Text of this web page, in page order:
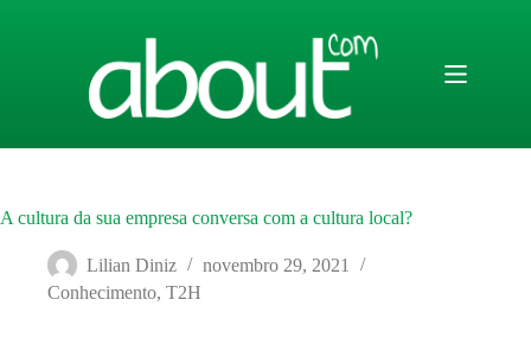
A cultura da sua empresa conversa com a cultura local?
Lilian Diniz
novembro 29, 2021
Conhecimento, T2H